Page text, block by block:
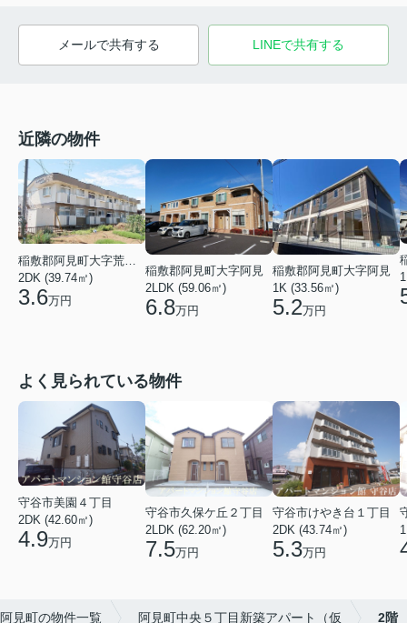
メールで共有する LINEで共有する
近隣の物件
2DK (39.74㎡)
3.6万円
稲敷郡阿見町大字阿見
2LDK (59.06㎡)
6.8万円
稲敷郡阿見町大字阿見
1K (33.56㎡)
5.2万円
よく見られている物件
守谷市美園４丁目
2DK (42.60㎡)
4.9万円
守谷市久保ケ丘２丁目
2LDK (62.20㎡)
7.5万円
守谷市けやき台１丁目
2DK (43.74㎡)
5.3万円
見町の物件一覧 阿見町中央５丁目新築アパート（仮 2階